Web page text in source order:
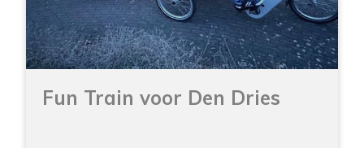
Fun Train voor Den Dries